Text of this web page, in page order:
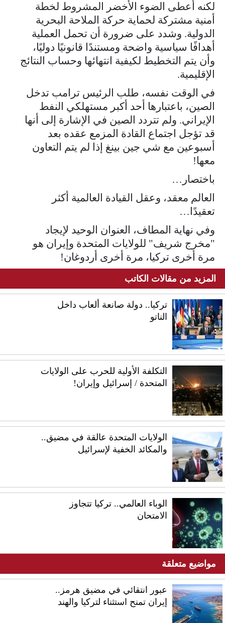
لكنه أعطى الضوء الأخضر المشروط لخطة
أمنية مشتركة لحماية حركة الملاحة البحرية
الدولية. وشدد على ضرورة أن تحمل العملية
أهدافًا سياسية واضحة ومستندًا قانونيًا دوليًا،
وأن يتم التخطيط لكيفية انتهائها وحساب النتائج
الإقليمية.
في الوقت نفسه، طلب الرئيس ترامب تدخل
الصين، باعتبارها أحد أكبر مستهلكي النفط
الإيراني. ولم تتردد الصين في الإشارة إلى أنها
قد تؤجل اجتماع القادة المزمع عقده بعد
أسبوعين مع شي جين بينغ إذا لم يتم التعاون
معها!
باختصار…
العالم معقد، وعقل القيادة العالمية أكثر
تعقيدًا…
وفي نهاية المطاف، العنوان الوحيد لإيجاد
"مخرج شريف" للولايات المتحدة وإيران هو
مرة أخرى تركيا، مرة أخرى أردوغان!
المزيد من مقالات الكاتب
تركيا.. دولة صانعة ألعاب داخل
الناتو
التكلفة الأولية للحرب على الولايات
المتحدة / إسرائيل وإيران!
الولايات المتحدة عالقة في مضيق..
والمكائد الخفية لإسرائيل
الوباء العالمي.. تركيا تتجاوز
الامتحان
مواضيع متعلقة
عبور انتقائي في مضيق هرمز..
إيران تمنح استثناء لتركيا والهند